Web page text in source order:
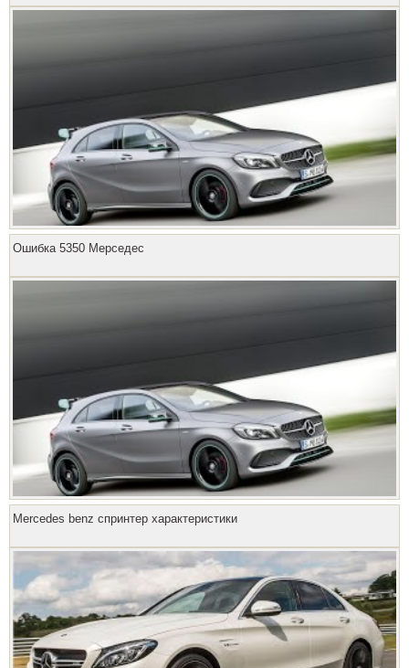
Ошибка 5350 Мерседес
Mercedes benz спринтер характеристики